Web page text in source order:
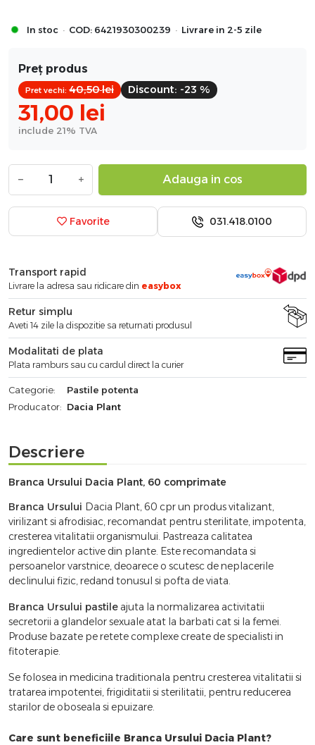
In stoc · COD: 6421930300239 · Livrare in 2-5 zile
Preț produs
31,00 lei
Pret vechi: 40,50lei Discount: -23 %
include 21% TVA
− + Adauga in cos
Favorite 031.418.0100
Transport rapid
Livrare la adresa sau ridicare din easybox
Retur simplu
Aveti 14 zile la dispozitie sa returnati produsul
Modalitati de plata
Plata ramburs sau cu cardul direct la curier
Categorie:
Pastile potenta
Producator: Dacia Plant
Descriere
Branca Ursului Dacia Plant, 60 comprimate
Branca Ursului Dacia Plant, 60 cpr un produs vitalizant,
virilizant si afrodisiac, recomandat pentru sterilitate, impotenta,
cresterea vitalitatii organismului. Pastreaza calitatea
ingredientelor active din plante. Este recomandata si
persoanelor varstnice, deoarece o scutesc de neplacerile
declinului fizic, redand tonusul si pofta de viata.
Branca Ursului pastile ajuta la normalizarea activitatii
secretorii a glandelor sexuale atat la barbati cat si la femei.
Produse bazate pe retete complexe create de specialisti in
fitoterapie.
Se folosea in medicina traditionala pentru cresterea vitalitatii si
tratarea impotentei, frigiditatii si sterilitatii, pentru reducerea
starilor de oboseala si epuizare.
Care sunt beneficiile Branca Ursului Dacia Plant?